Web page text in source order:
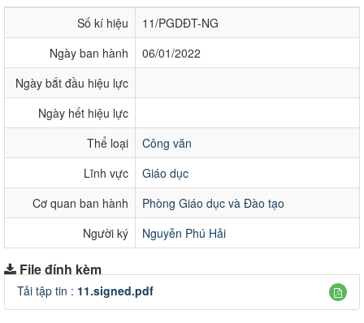
Số kí hiệu
11/PGDĐT-NG
Ngày ban hành
06/01/2022
Ngày bắt đầu hiệu lực
Ngày hết hiệu lực
Thể loại
Công văn
Lĩnh vực
Giáo dục
Cơ quan ban hành
Phòng Giáo dục và Đào tạo
Người ký
Nguyễn Phú Hải
File đính kèm
Tải tập tin : 11.signed.pdf